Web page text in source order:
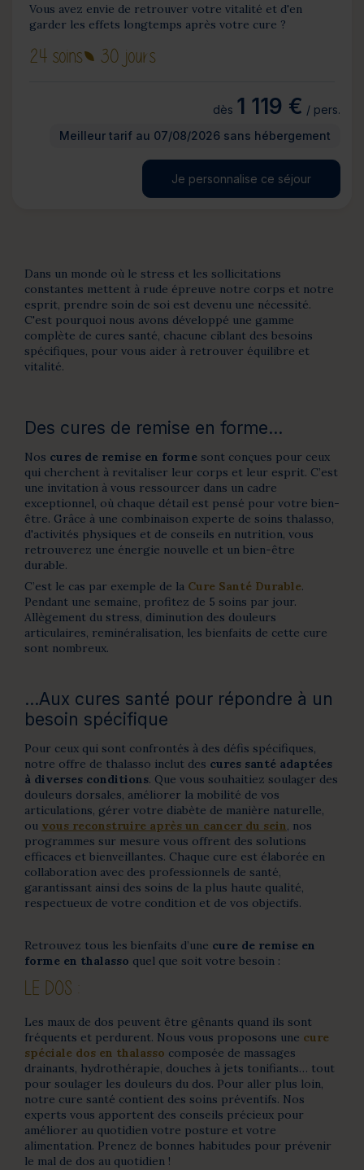
Vous avez envie de retrouver votre vitalité et d'en
garder les effets longtemps après votre cure ?
24 soins 30 jours
dès 1 119 € / pers.
Meilleur tarif au 07/08/2026 sans hébergement
Je personnalise ce séjour
Dans un monde où le stress et les sollicitations
constantes mettent à rude épreuve notre corps et notre
esprit, prendre soin de soi est devenu une nécessité.
C'est pourquoi nous avons développé une gamme
complète de cures santé, chacune ciblant des besoins
spécifiques, pour vous aider à retrouver équilibre et
vitalité.
Des cures de remise en forme...
Nos cures de remise en forme sont conçues pour ceux
qui cherchent à revitaliser leur corps et leur esprit. C’est
une invitation à vous ressourcer dans un cadre
exceptionnel, où chaque détail est pensé pour votre bien-
être. Grâce à une combinaison experte de soins thalasso,
d'activités physiques et de conseils en nutrition, vous
retrouverez une énergie nouvelle et un bien-être
durable.
C’est le cas par exemple de la Cure Santé Durable.
Pendant une semaine, profitez de 5 soins par jour.
Allègement du stress, diminution des douleurs
articulaires, reminéralisation, les bienfaits de cette cure
sont nombreux.
...Aux cures santé pour répondre à un
besoin spécifique
Pour ceux qui sont confrontés à des défis spécifiques,
notre offre de thalasso inclut des cures santé adaptées
à diverses conditions. Que vous souhaitiez soulager des
douleurs dorsales, améliorer la mobilité de vos
articulations, gérer votre diabète de manière naturelle,
ou vous reconstruire après un cancer du sein, nos
programmes sur mesure vous offrent des solutions
efficaces et bienveillantes. Chaque cure est élaborée en
collaboration avec des professionnels de santé,
garantissant ainsi des soins de la plus haute qualité,
respectueux de votre condition et de vos objectifs.
Retrouvez tous les bienfaits d’une cure de remise en
forme en thalasso quel que soit votre besoin :
LE DOS :
Les maux de dos peuvent être gênants quand ils sont
fréquents et perdurent. Nous vous proposons une cure
spéciale dos en thalasso composée de massages
drainants, hydrothérapie, douches à jets tonifiants… tout
pour soulager les douleurs du dos. Pour aller plus loin,
notre cure santé contient des soins préventifs. Nos
experts vous apportent des conseils précieux pour
améliorer au quotidien votre posture et votre
alimentation. Prenez de bonnes habitudes pour prévenir
le mal de dos au quotidien !